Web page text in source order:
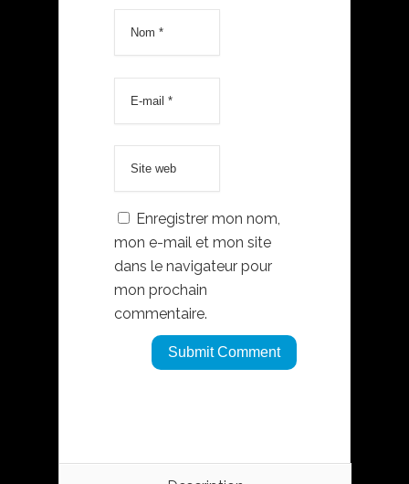
Enregistrer mon nom,
mon e-mail et mon site
dans le navigateur pour
mon prochain
commentaire.